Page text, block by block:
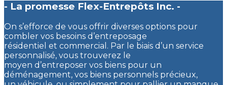
- La promesse Flex-Entrepôts Inc. -
On s’efforce de vous offrir diverses options pour
combler vos besoins d’entreposage
résidentiel et commercial. Par le biais d’un service
personnalisé, vous trouverez le
moyen d’entreposer vos biens pour un
déménagement, vos biens personnels précieux,